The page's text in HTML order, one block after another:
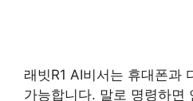
래빗R1 AI비서는 휴대폰과
가능합니다. 말로 명령하면